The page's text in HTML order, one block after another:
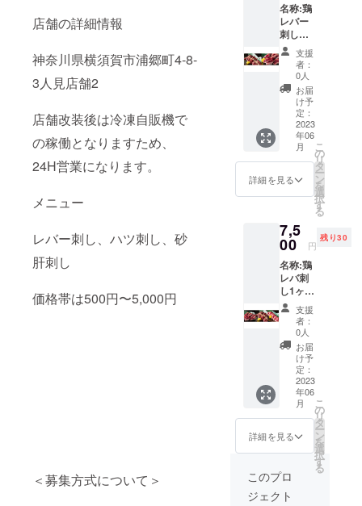
店舗の詳細情報
神奈川県横須賀市浦郷町4-8-
3人見店舗2
店舗改装後は冷凍自販機で
の稼働となりますため、
24H営業になります。
メニュー
レバー刺し、ハツ刺し、砂
肝刺し
価格帯は500円〜5,000円
＜募集方式について＞
名称:鶏
レバー
刺し＋
鶏砂肝
刺し 重
量:各
50.g 保
存方法:
冷凍 賞
味期
限:30日
間 原
産国:日
本 産
地:愛知
県
支援
者：
0人
お届
け予
定：
2023
年06
月
詳細を見る
こ
の
リ
タ
ー
ン
を
選
択
す
る
7,5
00 円
残り30
名称:鶏
レバ刺
し1ヶ・
鶏心臓
刺し
1ヶ・鶏
砂肝刺
し1ヶ
重量:各
50g. 保
存方法:
冷凍 賞
味期
限:30日
間 原
産国:日
本 産
地:愛知
県
支援
者：
0人
お届
け予
定：
2023
年06
月
詳細を見る
こ
の
リ
タ
ー
ン
を
選
択
す
る
このプロ
ジェクト